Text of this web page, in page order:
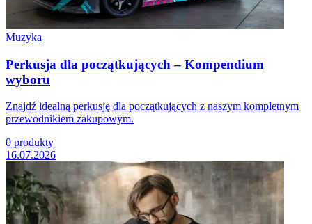
Muzyka
Perkusja dla początkujących – Kompendium
wyboru
Znajdź idealną perkusję dla początkujących z naszym kompletnym
przewodnikiem zakupowym.
0 produkty
16.07.2026